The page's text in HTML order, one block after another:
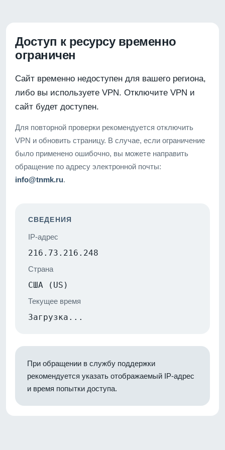
Доступ к ресурсу временно
ограничен
Сайт временно недоступен для вашего региона,
либо вы используете VPN. Отключите VPN и
сайт будет доступен.
Для повторной проверки рекомендуется отключить
VPN и обновить страницу. В случае, если ограничение
было применено ошибочно, вы можете направить
обращение по адресу электронной почты:
info@tnmk.ru.
СВЕДЕНИЯ
IP-адрес
216.73.216.248
Страна
США (US)
Текущее время
Загрузка...
При обращении в службу поддержки
рекомендуется указать отображаемый IP-адрес
и время попытки доступа.